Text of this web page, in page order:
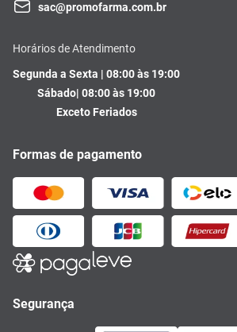
sac@promofarma.com.br
Horários de Atendimento
Segunda a Sexta | 08:00 às 19:00
Sábado| 08:00 às 19:00
Exceto Feriados
Formas de pagamento
Segurança